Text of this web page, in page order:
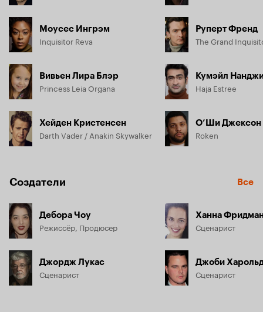
Моусес Ингрэм
Inquisitor Reva
Вивьен Лира Блэр
Princess Leia Organa
Хейден Кристенсен
Darth Vader / Anakin Skywalker
Руперт Френд
The Grand
Кумэйл
Haja Estree
О’Ши Джексон
Roken
Создатели Все
Дебора Чоу
Режиссёр, Продюсер
Джордж Лукас
Сценарист
Ханна
Сценарист
Джоби
Сценарист